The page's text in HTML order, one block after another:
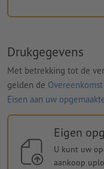
Drukgegevens
Met betrekking tot de
gelden de
Eisen aan uw
Eigen
U kunt uw
aankoop